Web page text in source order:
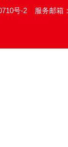
号-2 服务邮箱